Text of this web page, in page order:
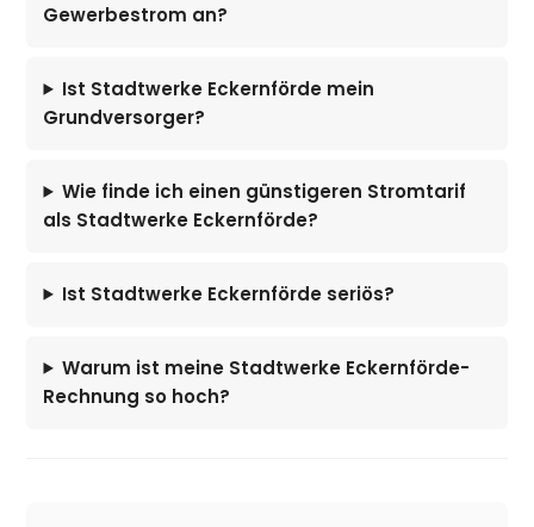
Gewerbestrom an?
Ist Stadtwerke Eckernförde mein
Grundversorger?
Wie finde ich einen günstigeren Stromtarif
als Stadtwerke Eckernförde?
Ist Stadtwerke Eckernförde seriös?
Warum ist meine Stadtwerke Eckernförde-
Rechnung so hoch?